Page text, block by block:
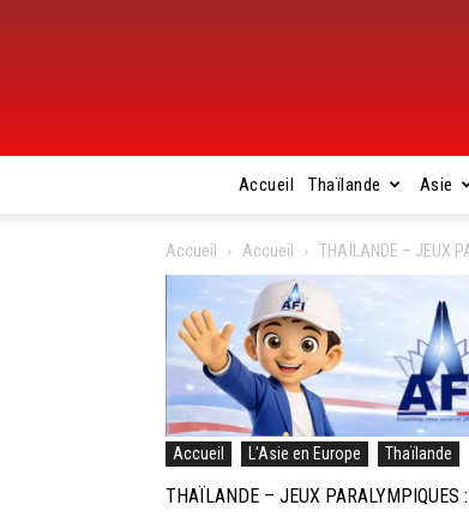
Accueil Thaïlande Asie
Accueil Accueil THAÏLANDE – JEUX
Accueil L'Asie en Europe Thaïlande
THAÏLANDE – JEUX